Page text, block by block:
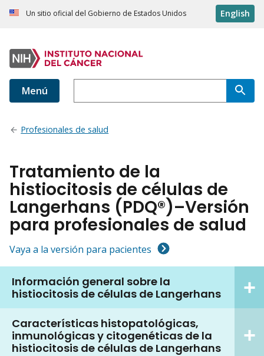
Un sitio oficial del Gobierno de Estados Unidos English
Menú
Profesionales de salud
Tratamiento de la
histiocitosis de células de
Langerhans (PDQ®)–Versión
para profesionales de salud
Vaya a la versión para pacientes
Información general sobre la
histiocitosis de células de Langerhans
Características histopatológicas,
inmunológicas y citogenéticas de la
histiocitosis de células de Langerhans